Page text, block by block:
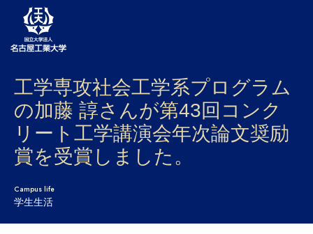
大学案内
学部・大学院・センター
入試
研究・産学官連携
工学専攻社会工学系プログラム
の加藤 諄さんが第43回コンク
リート工学講演会年次論文奨励
賞を受賞しました。
Campus life
学生生活